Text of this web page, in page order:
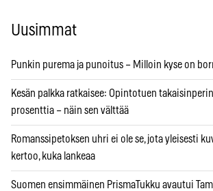
Uusimmat
Punkin purema ja punoitus – Milloin kyse on
Kesän palkka ratkaisee: Opintotuen
prosenttia – näin sen välttää
Romanssipetoksen uhri ei ole se, jota yleisesti
kertoo, kuka lankeaa
Suomen ensimmäinen PrismaTukku avautui